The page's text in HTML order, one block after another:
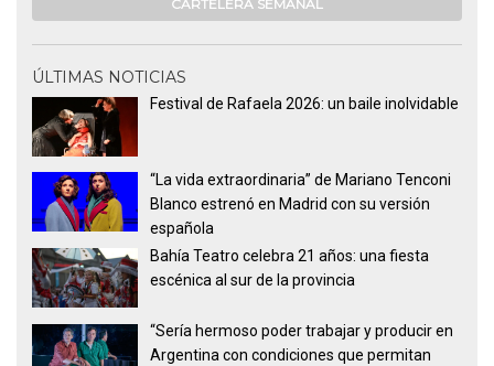
CARTELERA SEMANAL
ÚLTIMAS NOTICIAS
Festival de Rafaela 2026: un baile inolvidable
“La vida extraordinaria” de Mariano Tenconi
Blanco estrenó en Madrid con su versión
española
Bahía Teatro celebra 21 años: una fiesta
escénica al sur de la provincia
“Sería hermoso poder trabajar y producir en
Argentina con condiciones que permitan